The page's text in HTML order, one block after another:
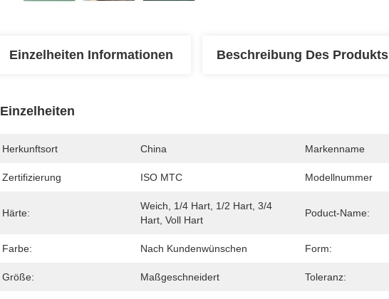
Einzelheiten Informationen Beschreibung Des Produkts
Einzelheiten
Herkunftsort China Markenname
Zertifizierung ISO MTC Modellnummer
Härte:
Weich, 1/4 Hart, 1/2 Hart, 3/4
Hart, Voll Hart
Poduct-Name:
Farbe: Nach Kundenwünschen Form:
Größe: Maßgeschneidert Toleranz: